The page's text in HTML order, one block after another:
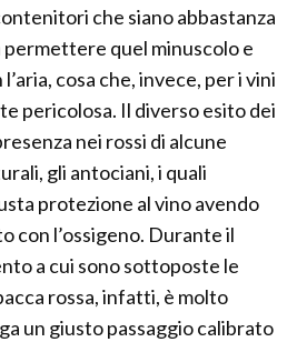
che siano abbastanza
permettere quel minuscolo e
cosa che, invece, per i vini
pericolosa. Il diverso esito dei
nei rossi di alcune
gli antociani, i quali
protezione al vino avendo
con l’ossigeno. Durante il
a cui sono sottoposte le
rossa, infatti, è molto
un giusto passaggio calibrato